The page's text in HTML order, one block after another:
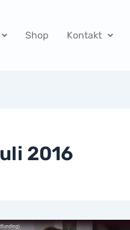
Shop Kontakt
2016